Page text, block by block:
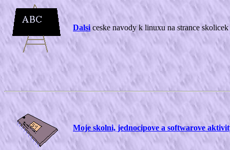
Dalsiceske navody k linuxu na strance
Moje skolni, jednocipove a softwarove